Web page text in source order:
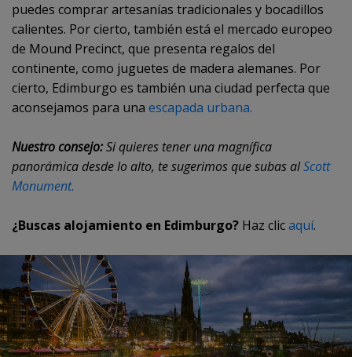
puedes comprar artesanías tradicionales y bocadillos
calientes. Por cierto, también está el mercado europeo
de Mound Precinct, que presenta regalos del
continente, como juguetes de madera alemanes. Por
cierto, Edimburgo es también una ciudad perfecta que
aconsejamos para una escapada urbana.
Nuestro consejo:Si quieres tener una magnífica
panorámica desde lo alto, te sugerimos que subas alScott
Monument.
¿Buscas alojamiento en Edimburgo? Haz clicaquí.